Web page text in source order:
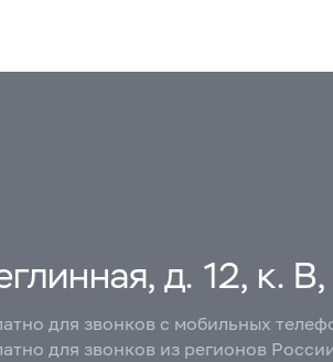
д. 12, к.
для звонков с мобильных
для звонков из регионов